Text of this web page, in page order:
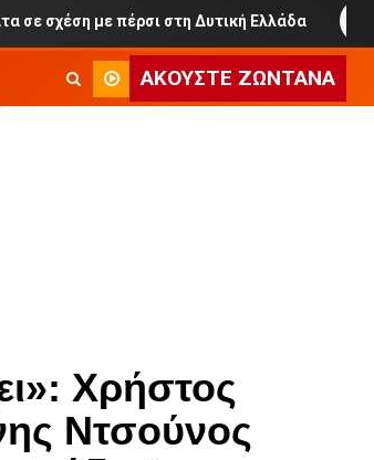
με πέρσι στη Δυτική Ελλάδα
ΑΚΟΎΣΤΕ ΖΩΝΤΑΝΆ
Χρήστος
Ντσούνος